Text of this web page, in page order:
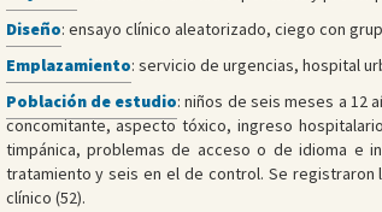
Diseño: ensayo clínico aleatorizado, ciego con
Emplazamiento: servicio de urgencias, hospital
Población de estudio: niños de seis meses a 12
concomitante, aspecto tóxico, ingreso
timpánica, problemas de acceso o de idioma e
tratamiento y seis en el de control. Se
clínico (52).